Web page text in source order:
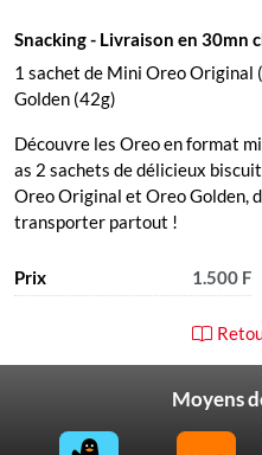
Snacking- Livraison en 30mn
1 sachet de Mini Oreo Original
Golden (42g)
Découvre les Oreo en format
as 2 sachets de délicieux
Oreo Original et Oreo Golden,
transporter partout !
Prix 1.500 F
Moyens